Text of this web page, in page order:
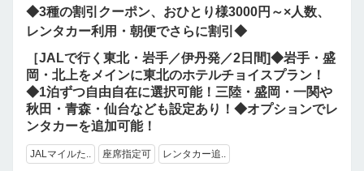
◆3種の割引クーポン、おひとり様3000円～×人数、
レンタカー利用・朝便でさらに割引◆
［JALで行く東北・岩手／伊丹発／2日間]◆岩手・盛
岡・北上をメインに東北のホテルチョイスプラン！
◆1泊ずつ自由自在に選択可能！三陸・盛岡・一関や
秋田・青森・仙台なども設定あり！◆オプションでレ
ンタカーを追加可能！
JALマイルた.. 座席指定可 レンタカー追..